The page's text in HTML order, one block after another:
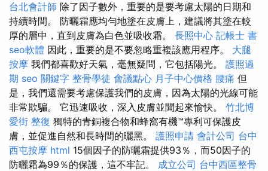
台北會計師 除了因子數外，重要的是要考慮太陽的日期和
持續時間。 防曬霜應均勻地塗在皮膚上，建議將其塗在較
厚的層中，直到皮膚為白色並吸收霜。 長照中心 記帳士 書
seo軟體 因此，重要的是不要忽略重複該應用程序。 大腿
按摩 我們都喜歡好天氣，毫無疑問，它包括陽光。 護照過
期 seo 關鍵字 整骨學徒 會議點心 月子中心價格 腰痛 但
是，我們還需要考慮保護我們的皮膚，因為太陽的光線可能
非常欺騙。 它迅速吸收，深入皮膚並聞起來愉快。 竹北博
愛街 整復 獨特的青銅複合物和蜂窩有機™專利可保護皮
膚，並促進自然和長時間的曬黑。 護照申請 會計公司 台中
西屯按摩 html 15個因子的防曬霜提供93％，而50因子的
防曬霜為99％的保護，這不牢記。 成立公司 台中西區整骨